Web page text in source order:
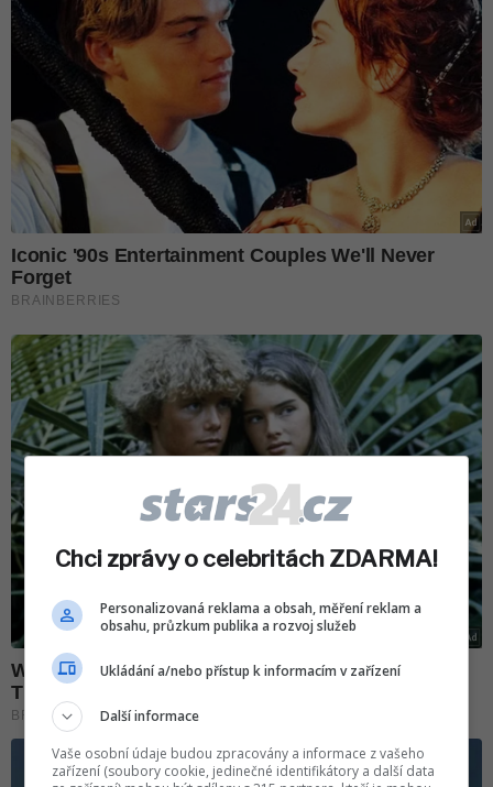
Chci zprávy o celebritách ZDARMA!
Personalizovaná reklama a obsah, měření reklam a
obsahu, průzkum publika a rozvoj služeb
Ukládání a/nebo přístup k informacím v zařízení
Další informace
Vaše osobní údaje budou zpracovány a informace z vašeho
zařízení (soubory cookie, jedinečné identifikátory a další data